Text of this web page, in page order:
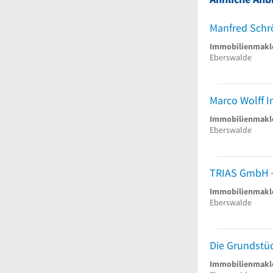
Eberswalde
Marco Wolff
Eberswalde
TRIAS GmbH
Eberswalde